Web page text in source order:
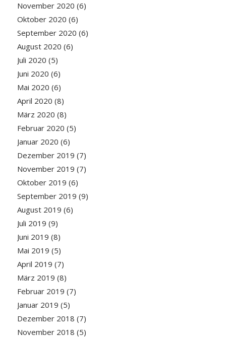
November 2020 (6)
Oktober 2020 (6)
September 2020 (6)
August 2020 (6)
Juli 2020 (5)
Juni 2020 (6)
Mai 2020 (6)
April 2020 (8)
März 2020 (8)
Februar 2020 (5)
Januar 2020 (6)
Dezember 2019 (7)
November 2019 (7)
Oktober 2019 (6)
September 2019 (9)
August 2019 (6)
Juli 2019 (9)
Juni 2019 (8)
Mai 2019 (5)
April 2019 (7)
März 2019 (8)
Februar 2019 (7)
Januar 2019 (5)
Dezember 2018 (7)
November 2018 (5)